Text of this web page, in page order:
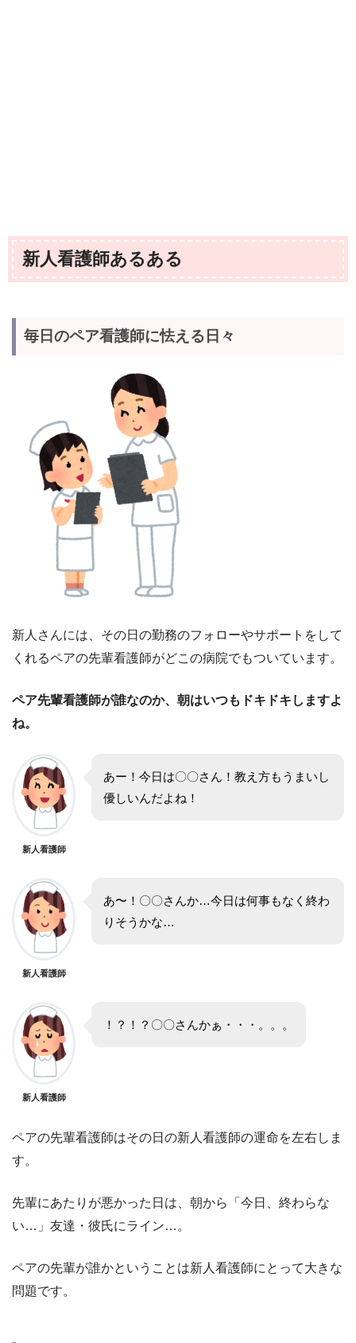
新人看護師あるある
毎日のペア看護師に怯える日々
新人さんには、その日の勤務のフォローやサポートをして
くれるペアの先輩看護師がどこの病院でもついています。
ペア先輩看護師が誰なのか、朝はいつもドキドキしますよ
ね。
新人看護師
あー！今日は〇〇さん！教え方もうまいし
優しいんだよね！
新人看護師
あ〜！〇〇さんか…今日は何事もなく終わ
りそうかな…
新人看護師
！？！？〇〇さんかぁ・・・。。。
ペアの先輩看護師はその日の新人看護師の運命を左右しま
す。
先輩にあたりが悪かった日は、朝から「今日、終わらな
い…」友達・彼氏にライン…。
ペアの先輩が誰かということは新人看護師にとって大きな
問題です。